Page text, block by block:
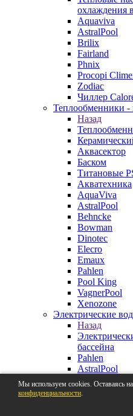
охлаждения
Aquaviva
AstralPool
Brilix
Fairland
Phnix
Procopi
Zodiac
Чиллер
Теплообменники -
Назад
Аквасектор
Баском
Титановые
Акватехника
AquaViva
AstralPool
Behncke
Bowman
Dinotec
Elecro
Emaux
Pahlen
Pool King
VagnerPool
Xenozone
Электрические
Назад
бассейна
Pahlen
AstralPool
Aquaviva
Behncke
Мы используем cookies. Оставаясь на
конфиденциальности.